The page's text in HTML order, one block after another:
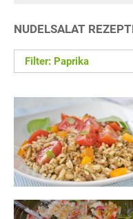
NUDELSALAT
Filter: Paprika